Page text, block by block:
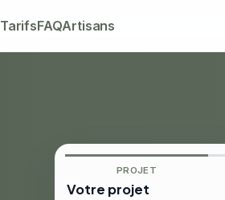
TarifsFAQArtisans
PROJET
Votre projet